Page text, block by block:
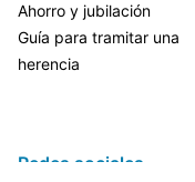
Ahorro y jubilación
Guía para tramitar una
herencia
Redes sociales